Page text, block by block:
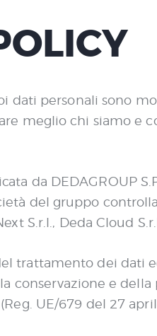
dati personali sono
meglio chi siamo e
da DEDAGROUP
del gruppo
S.r.l., Deda Cloud
trattamento dei dati
conservazione e
UE/679 del 27